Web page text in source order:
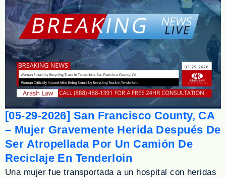
[05-29-2026] San Francisco County, CA
– Mujer Gravemente Herida Después De
Ser Atropellada Por Un Camión De
Reciclaje En Tenderloin
Una mujer fue transportada a un hospital con heridas